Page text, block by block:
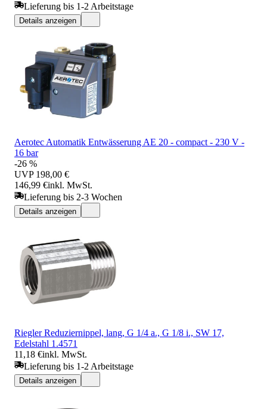
Lieferung bis 1-2 Arbeitstage
Details anzeigen
Aerotec Automatik Entwässerung AE 20 - compact - 230 V -
16 bar
-26 %
UVP 198,00 €
146,99 €inkl. MwSt.
Lieferung bis 2-3 Wochen
Details anzeigen
Riegler Reduziernippel, lang, G 1/4 a., G 1/8 i., SW 17,
Edelstahl 1.4571
11,18 €inkl. MwSt.
Lieferung bis 1-2 Arbeitstage
Details anzeigen